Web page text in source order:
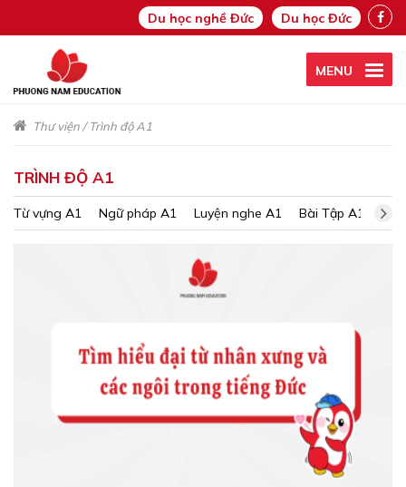
Du học nghề Đức Du học Đức
MENU
Thư viện/Trình độ A1
TRÌNH ĐỘ A1
Từ vựng A1 Ngữ pháp A1 Luyện nghe A1 Bài Tập A1